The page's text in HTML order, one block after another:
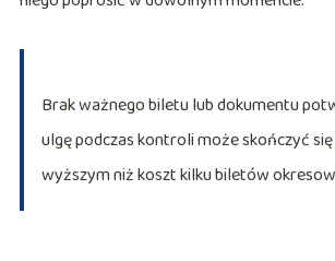
Brak ważnego biletu lub dokumentu
ulgę podczas kontroli może skończyć
wyższym niż koszt kilku biletów